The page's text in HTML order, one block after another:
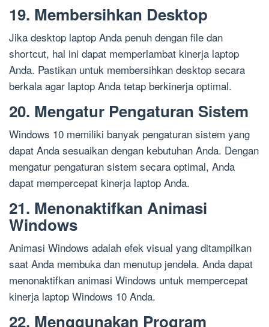
19. Membersihkan Desktop
Jika desktop laptop Anda penuh dengan file dan
shortcut, hal ini dapat memperlambat kinerja laptop
Anda. Pastikan untuk membersihkan desktop secara
berkala agar laptop Anda tetap berkinerja optimal.
20. Mengatur Pengaturan Sistem
Windows 10 memiliki banyak pengaturan sistem yang
dapat Anda sesuaikan dengan kebutuhan Anda. Dengan
mengatur pengaturan sistem secara optimal, Anda
dapat mempercepat kinerja laptop Anda.
21. Menonaktifkan Animasi
Windows
Animasi Windows adalah efek visual yang ditampilkan
saat Anda membuka dan menutup jendela. Anda dapat
menonaktifkan animasi Windows untuk mempercepat
kinerja laptop Windows 10 Anda.
22. Menggunakan Program